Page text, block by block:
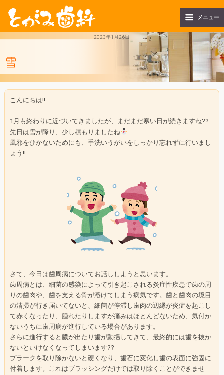
メニュー
2023年1月26日
雪
こんにちは‼︎
1月も終わりに近づいてきましたが、まだまだ寒い日が続きますね??
先日は雪が降り、少し積もりましたね
風邪をひかないためにも、手洗いうがいをしっかり忘れずに行いまし
ょう‼︎
さて、今日は歯周病についてお話ししようと思います。
歯周病とは、細菌の感染によって引き起こされる炎症性疾患で歯の周
りの歯肉や、歯を支える骨が溶けてしまう病気です。歯と歯肉の境目
の清掃が行き届いてないと、細菌が停滞し歯肉の辺縁が炎症を起こし
て赤くなったり、腫れたりしますが痛みはほとんどないため、気付か
ないうちに歯周病が進行している場合があります。
さらに進行すると膿が出たり歯が動揺してきて、最終的には歯を抜か
ないといけなくなってしまいます??
プラークを取り除かないと硬くなり、歯石に変化し歯の表面に強固に
付着します。これはブラッシングだけでは取り除くことができませ